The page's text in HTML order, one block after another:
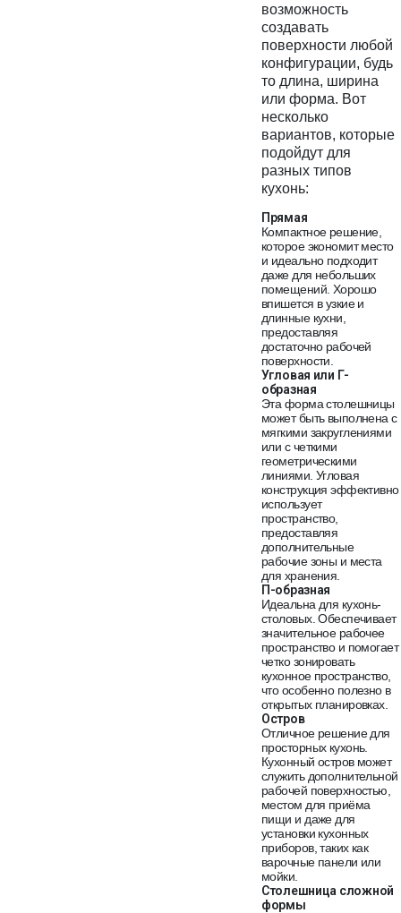
возможность
создавать
поверхности любой
конфигурации, будь
то длина, ширина
или форма. Вот
несколько
вариантов, которые
подойдут для
разных типов
кухонь:
Прямая
Компактное решение,
которое экономит место
и идеально подходит
даже для небольших
помещений. Хорошо
впишется в узкие и
длинные кухни,
предоставляя
достаточно рабочей
поверхности.
Угловая или Г-
образная
Эта форма столешницы
может быть выполнена с
мягкими закруглениями
или с четкими
геометрическими
линиями. Угловая
конструкция эффективно
использует
пространство,
предоставляя
дополнительные
рабочие зоны и места
для хранения.
П-образная
Идеальна для кухонь-
столовых. Обеспечивает
значительное рабочее
пространство и помогает
четко зонировать
кухонное пространство,
что особенно полезно в
открытых планировках.
Остров
Отличное решение для
просторных кухонь.
Кухонный остров может
служить дополнительной
рабочей поверхностью,
местом для приёма
пищи и даже для
установки кухонных
приборов, таких как
варочные панели или
мойки.
Столешница сложной
формы